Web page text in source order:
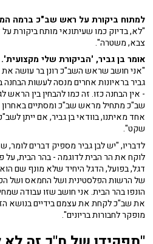
למתוח ביקורת על ראש שב"כ ברמה
"לא, בדיוק כמו שעיתונאי מותח ביקורת
צבא, משטרה".
אומר בן גביר, 'הביקורת שלי מקצועית'.
"אני חושב שראש השב"כ רונן בר עושה
גביר בראיונות אחרים מנסה לעשות
- אין הבחנה כזו. זה כמו להבחין בין
שב"כ מתחיל מראש שב"כ ומסתיים באחרון
אחד מאיתנו, בוודאי בן גביר, אם ייתן
שקט".
לדבריו, "יש לבן גביר מספיק דברים
לוקח את הר הבית לדוגמה - בהר הבית, על
דגל, בפועל, הדגל היחיד שלא מונף שם
של הרשות הפלסטינית ושל החמאס ושל
הונפו בהר הבית. אני חושב שזו עבודה
את שב"כ לקחת את עצמם בידיים בנושא
מופקר לחבורות בריונים".